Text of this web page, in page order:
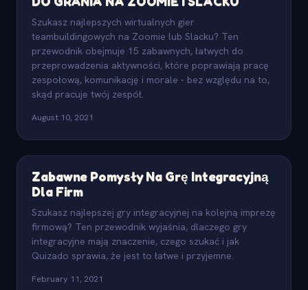
Szukasz najlepszych wirtualnych gier
teambuildingowych na Zoomie lub Slacku? Ten
przewodnik obejmuje 15 zabawnych, łatwych do
przeprowadzenia aktywności, które poprawiają pracę
zespołową, komunikację i morale - bez względu na to,
skąd pracuje twój zespół.
August 10, 2021
Zabawne Pomysły Na Grę Integracyjną
Dla Firm
Szukasz najlepszej gry integracyjnej na kolejną imprezę
firmową? Ten przewodnik wyjaśnia, dlaczego gry
integracyjne mają znaczenie, czego szukać i jak
Quizado sprawia, że jest to łatwe i przyjemne.
February 11, 2021